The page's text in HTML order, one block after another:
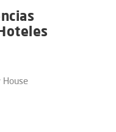
House